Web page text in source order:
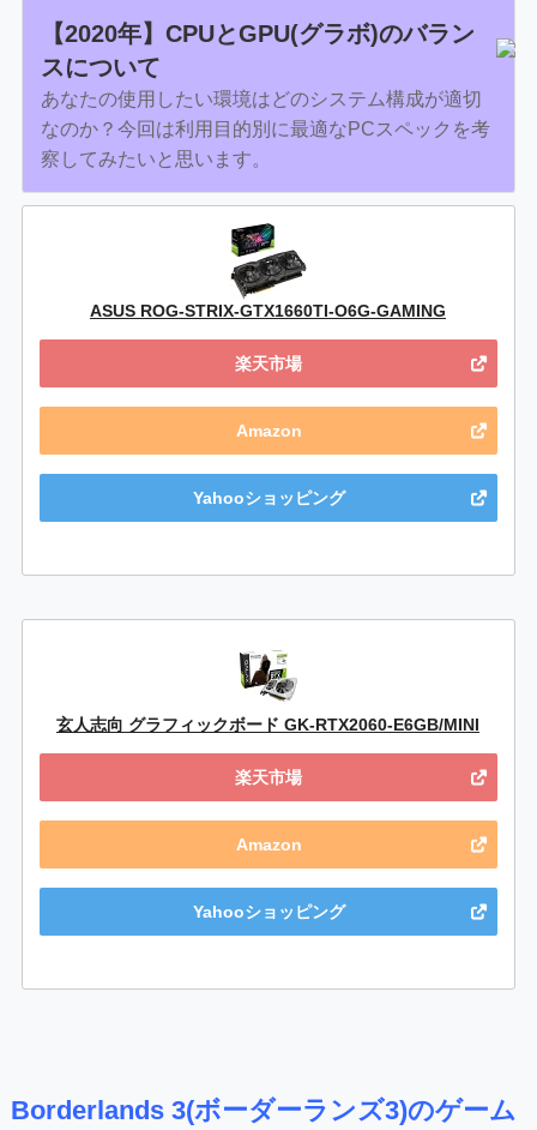
【2020年】CPUとGPU(グラボ)のバラン
スについて
あなたの使用したい環境はどのシステム構成が適切
なのか？今回は利用目的別に最適なPCスペックを考
察してみたいと思います。
ASUS ROG-STRIX-GTX1660TI-O6G-GAMING
楽天市場
Amazon
Yahooショッピング
玄人志向 グラフィックボード GK-RTX2060-E6GB/MINI
楽天市場
Amazon
Yahooショッピング
Borderlands 3(ボーダーランズ3)のゲーム